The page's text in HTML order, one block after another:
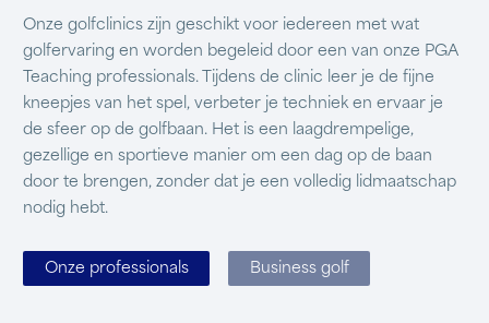
Onze golfclinics zijn geschikt voor iedereen met wat
golfervaring en worden begeleid door een van onze PGA
Teaching professionals. Tijdens de clinic leer je de fijne
kneepjes van het spel, verbeter je techniek en ervaar je
de sfeer op de golfbaan. Het is een laagdrempelige,
gezellige en sportieve manier om een dag op de baan
door te brengen, zonder dat je een volledig lidmaatschap
nodig hebt.
Onze professionals Business golf